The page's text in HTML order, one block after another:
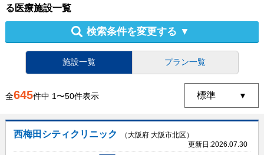
る医療施設一覧
検索条件を変更する ▼
施設一覧 プラン一覧
全645件中 1〜50件表示
西梅田シティクリニック
（大阪府 大阪市北区）
更新日:2026.07.30